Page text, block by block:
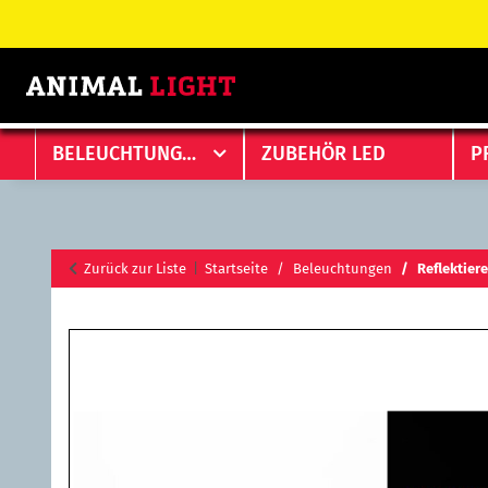
BELEUCHTUNGEN ZUBEHÖR LED
Zurück zur Liste Startseite Beleuchtungen